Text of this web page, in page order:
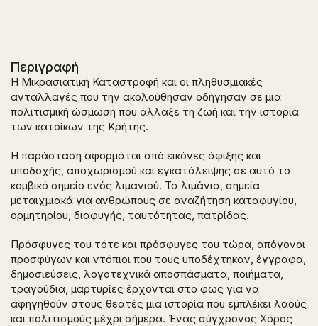
Περιγραφή
Η Μικρασιατική Καταστροφή και οι πληθυσμιακές
ανταλλαγές που την ακολούθησαν οδήγησαν σε μια
πολιτισμική ώσμωση που άλλαξε τη ζωή και την ιστορία
των κατοίκων της Κρήτης.
Η παράσταση αφορμάται από εικόνες άφιξης και
υποδοχής, αποχωρισμού και εγκατάλειψης σε αυτό το
κομβικό σημείο ενός λιμανιού. Τα λιμάνια, σημεία
μεταιχμιακά για ανθρώπους σε αναζήτηση καταφυγίου,
ορμητηρίου, διαφυγής, ταυτότητας, πατρίδας.
Πρόσφυγες του τότε και πρόσφυγες του τώρα, απόγονοι
προσφύγων και ντόπιοι που τους υποδέχτηκαν, έγγραφα,
δημοσιεύσεις, λογοτεχνικά αποσπάσματα, ποιήματα,
τραγούδια, μαρτυρίες έρχονται στο φως για να
αφηγηθούν στους θεατές μια ιστορία που εμπλέκει λαούς
και πολιτισμούς μέχρι σήμερα. Ένας σύγχρονος Χορός